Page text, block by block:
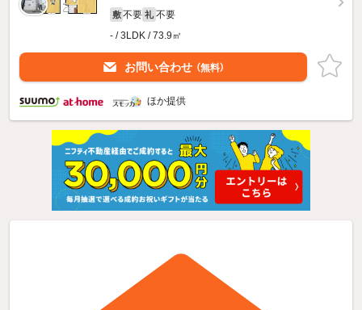
敷 不要 礼 不要
- / 3LDK / 73.9㎡
お問い合わせ （無料）
ほか提供